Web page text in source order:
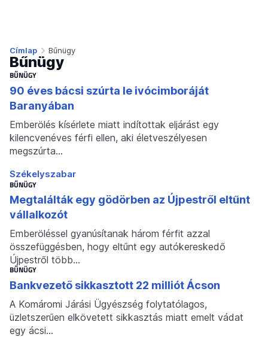
Címlap Bűnügy
Bűnügy
BŰNÜGY
90 éves bácsi szúrta le ivócimboráját
Baranyában
Emberölés kísérlete miatt indítottak eljárást egy
kilencvenéves férfi ellen, aki életveszélyesen
megszúrta…
Székelyszabar
BŰNÜGY
Megtalálták egy gödörben az Újpestről eltűnt
vállalkozót
Emberöléssel gyanúsítanak három férfit azzal
összefüggésben, hogy eltűnt egy autókereskedő
Újpestről több…
BŰNÜGY
Bankvezető sikkasztott 22 milliót Ácson
A Komáromi Járási Ügyészség folytatólagos,
üzletszerűen elkövetett sikkasztás miatt emelt vádat
egy ácsi…